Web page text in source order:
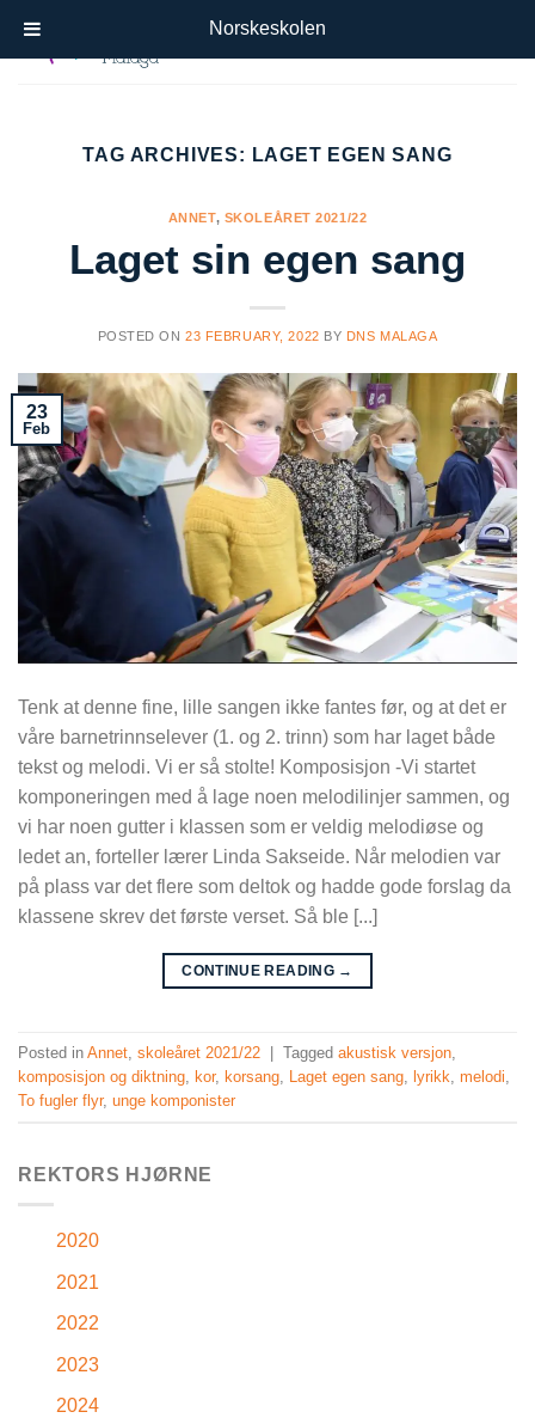
TAG ARCHIVES: LAGET EGEN SANG
ANNET, SKOLEÅRET 2021/22
Laget sin egen sang
POSTED ON23 FEBRUARY, 2022 BY DNS MALAGA
23
Feb
Tenk at denne fine, lille sangen ikke fantes før, og at det er
våre barnetrinnselever (1. og 2. trinn) som har laget både
tekst og melodi. Vi er så stolte! Komposisjon -Vi startet
komponeringen med å lage noen melodilinjer sammen, og
vi har noen gutter i klassen som er veldig melodiøse og
ledet an, forteller lærer Linda Sakseide. Når melodien var
på plass var det flere som deltok og hadde gode forslag da
klassene skrev det første verset. Så ble [...]
CONTINUE READING →
Posted in Annet skoleåret 2021/22 Tagged akustisk versjon
komposisjon og diktning
kor, korsang Laget egen sang lyrikk melodi
To fugler flyr, unge komponister
REKTORS HJØRNE
2020
2021
2022
2023
2024
Norskeskolen